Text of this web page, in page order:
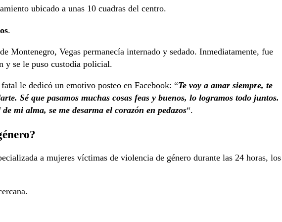
ubicado a unas 10 cuadras del centro.
.
Montenegro, Vegas permanecía internado y sedado. Inmediatamente, fue
y se le puso custodia policial.
le dedicó un emotivo posteo en Facebook: “Te voy a amar siempre, te
Sé que pasamos muchas cosas feas y buenos, lo logramos todo juntos.
mi alma, se me desarma el corazón en pedazos“.
a mujeres víctimas de violencia de género durante las 24 horas, los